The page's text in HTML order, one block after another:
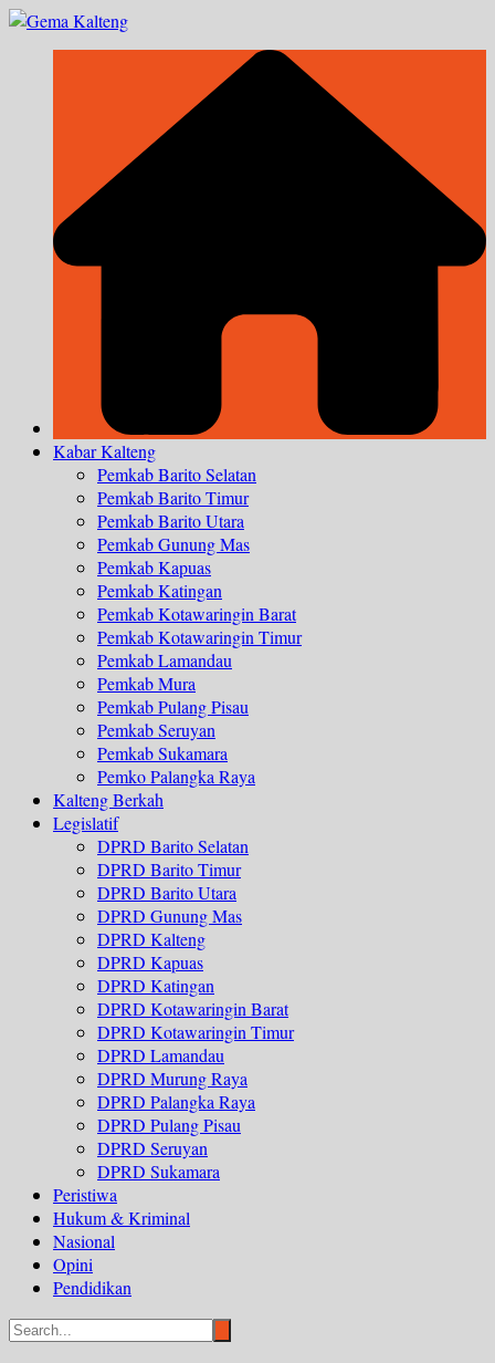
Skip
Kabar Kalteng
Pemkab Barito Selatan
Pemkab Barito Timur
Pemkab Barito Utara
Pemkab Gunung Mas
Pemkab Kapuas
Pemkab Katingan
Pemkab Kotawaringin Barat
Pemkab Kotawaringin Timur
Pemkab Lamandau
Pemkab Mura
Pemkab Pulang Pisau
Pemkab Seruyan
Pemkab Sukamara
Pemko Palangka Raya
Kalteng Berkah
Legislatif
DPRD Barito Selatan
DPRD Barito Timur
DPRD Barito Utara
DPRD Gunung Mas
DPRD Kalteng
DPRD Kapuas
DPRD Katingan
DPRD Kotawaringin Barat
DPRD Kotawaringin Timur
DPRD Lamandau
DPRD Murung Raya
DPRD Palangka Raya
DPRD Pulang Pisau
DPRD Seruyan
DPRD Sukamara
Peristiwa
Hukum & Kriminal
Nasional
Opini
Pendidikan